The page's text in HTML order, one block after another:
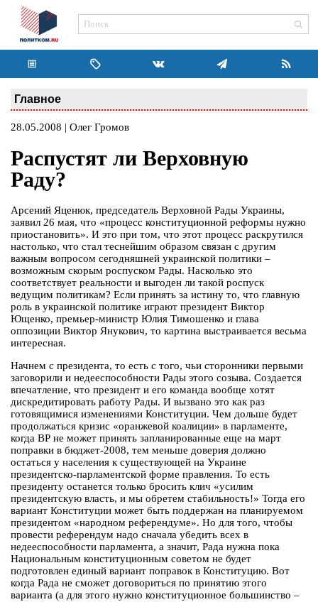
Главное
28.05.2008 | Олег Громов
Распустят ли Верховную
Раду?
Арсений Яценюк, председатель Верховной Рады Украины,
заявил 26 мая, что «процесс конституционной реформы нужно
приостановить». И это при том, что этот процесс раскрутился
настолько, что стал теснейшим образом связан с другим
важным вопросом сегодняшней украинской политики –
возможным скорым роспуском Рады. Насколько это
соответствует реальности и выгоден ли такой роспуск
ведущим политикам? Если принять за истину то, что главную
роль в украинской политике играют президент Виктор
Ющенко, премьер-министр Юлия Тимошенко и глава
оппозиции Виктор Янукович, то картина выстраивается весьма
интересная.
Начнем с президента, то есть с того, чьи сторонники первыми
заговорили и недееспособности Рады этого созыва. Создается
впечатление, что президент и его команда вообще хотят
дискредитировать работу Рады. И вызвано это как раз
готовящимися изменениями Конституции. Чем дольше будет
продолжаться кризис «оранжевой коалиции» в парламенте,
когда ВР не может принять запланированные еще на март
поправки в бюджет-2008, тем меньше доверия должно
остаться у населения к существующей на Украине
президентско-парламентской форме правления. То есть
президенту останется только бросить клич «усилим
президентскую власть, и мы обретем стабильность!» Тогда его
вариант Конституции может быть поддержан на планируемом
президентом «народном референдуме». Но для того, чтобы
провести референдум надо сначала убедить всех в
недееспособности парламента, а значит, Рада нужна пока
Национальным конституционным советом не будет
подготовлен единый вариант поправок в Конституцию. Вот
когда Рада не сможет договориться по принятию этого
варианта (а для этого нужно конституционное большинство –